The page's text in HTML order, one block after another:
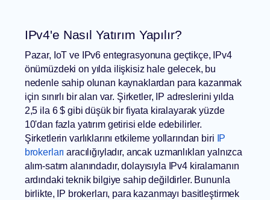
IPv4'e Nasıl Yatırım Yapılır?
Pazar, IoT ve IPv6 entegrasyonuna geçtikçe, IPv4
önümüzdeki on yılda ilişkisiz hale gelecek, bu
nedenle sahip olunan kaynaklardan para kazanmak
için sınırlı bir alan var. Şirketler, IP adreslerini yılda
2,5 ila 6 $ gibi düşük bir fiyata kiralayarak yüzde
10'dan fazla yatırım getirisi elde edebilirler.
Şirketlerin varlıklarını etkileme yollarından biri IP
brokerları aracılığıyladır, ancak uzmanlıkları yalnızca
alım-satım alanındadır, dolayısıyla IPv4 kiralamanın
ardındaki teknik bilgiye sahip değildirler. Bununla
birlikte, IP brokerları, para kazanmayı basitleştirmek